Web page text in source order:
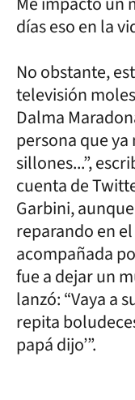
días eso en la
No obstante,
televisión
Dalma
persona que
sillones...”,
cuenta de
Garbini,
reparando en
acompañada
fue a dejar un
lanzó: “Vaya a
repita
papá dijo’”.